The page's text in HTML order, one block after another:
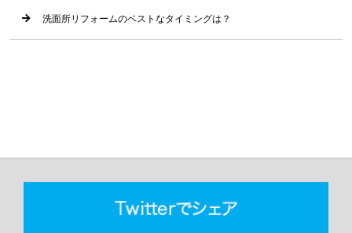
洗面所リフォームのベストなタイミングは？